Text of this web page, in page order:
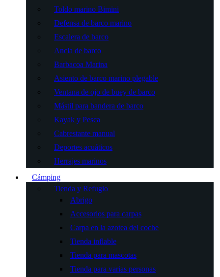
Toldo marino Bimini
Defensa de barco marino
Escalera de barco
Ancla de barco
Barbacoa Marina
Asiento de barco marino plegable
Ventana de ojo de buey de barco
Mástil para bandera de barco
Kayak y Pesca
Cabrestante manual
Deportes acuáticos
Herrajes marinos
Cámping
Tienda y Refugio
Abrigo
Accesorios para carpas
Carpa en la azotea del coche
Tienda inflable
Tienda para mascotas
Tienda para varias personas